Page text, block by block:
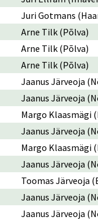
Juri Gotmans
Arne Tilk (Põlva)
Arne Tilk (Põlva)
Arne Tilk (Põlva)
Jaanus Järveoja
Jaanus Järveoja
Margo Klaasmägi
Jaanus Järveoja
Margo Klaasmägi
Jaanus Järveoja
Toomas Järveoja
Jaanus Järveoja
Jaanus Järveoja